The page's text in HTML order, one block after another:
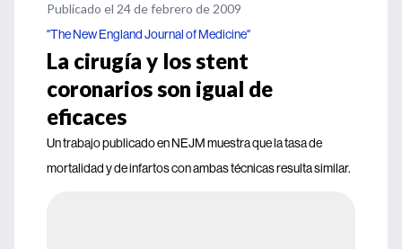
Publicado el 24 de febrero de 2009
"The New England Journal of Medicine"
La cirugía y los stent
coronarios son igual de
eficaces
Un trabajo publicado en NEJM muestra que la tasa de
mortalidad y de infartos con ambas técnicas resulta similar.